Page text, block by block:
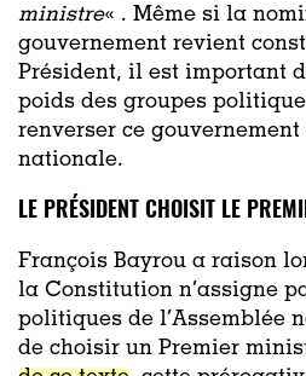
ministre« . Même si la
gouvernement revient
Président, il est important
poids des groupes
renverser ce gouvernement
nationale.
LE PRÉSIDENT CHOISIT LE
François Bayrou a raison
la Constitution n’assigne
politiques de l’Assemblée
de choisir un Premier